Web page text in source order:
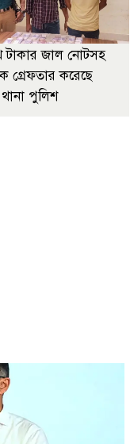
টাকার জাল নোটসহ
গ্রেফতার করেছে
পুলিশ